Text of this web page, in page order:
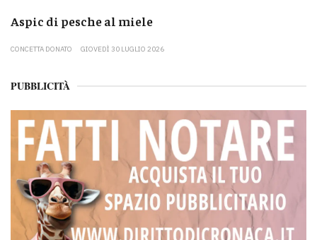
Aspic di pesche al miele
CONCETTA DONATO GIOVEDÌ 30 LUGLIO 2026
PUBBLICITÀ